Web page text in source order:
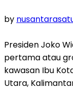
by
Presiden Joko
pertama atau
kawasan Ibu
Utara,